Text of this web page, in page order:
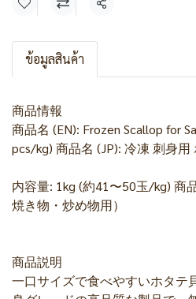
共有
ข้อมูลสินค้า
商品情報
商品名 (EN): Frozen Scallop for
pcs/kg) 商品名 (JP): 冷凍 刺身用
内容量: 1kg (約41〜50玉/kg) 商
焼き物・炒め物用）
商品説明
一口サイズで食べやすいホタテ